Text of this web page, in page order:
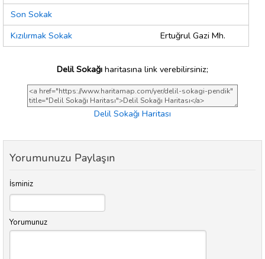
Son Sokak
Kızılırmak Sokak
Ertuğrul Gazi Mh.
Delil Sokağı haritasına link verebilirsiniz;
Delil Sokağı Haritası
Yorumunuzu Paylaşın
İsminiz
Yorumunuz